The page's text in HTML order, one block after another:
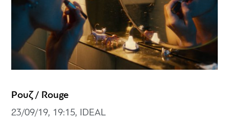
Ρουζ / Rouge
23/09/19, 19:15, IDEAL